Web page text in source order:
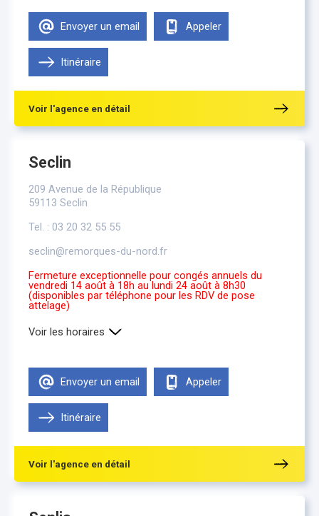
Envoyer un email Appeler
Itinéraire
Voir l'agence en détail
Seclin
209 Avenue de la République
59113 Seclin
Tel. : 03 20 32 55 55
seclin@remorques-du-nord.fr
Fermeture exceptionnelle pour congés annuels du
vendredi 14 août à 18h au lundi 24 août à 8h30
(disponibles par téléphone pour les RDV de pose
attelage)
Voir les horaires
Mardi
8h30-12h00 , 14h00-18h00
Mercredi 8h30-12h00 , 14h00-18h00
Jeudi 8h30-12h00 , 14h00-18h00
Vendredi
8h30-12h00 , 14h00-18h00
Samedi Fermé
Envoyer un email Appeler
Itinéraire
Voir l'agence en détail